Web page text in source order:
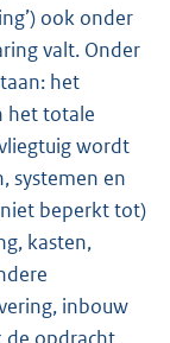
ook onder
valt. Onder
het
het totale
wordt
systemen en
beperkt tot)
kasten,
inbouw